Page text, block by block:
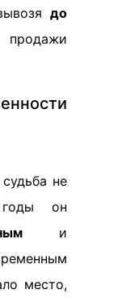
до
не
он
и
место,